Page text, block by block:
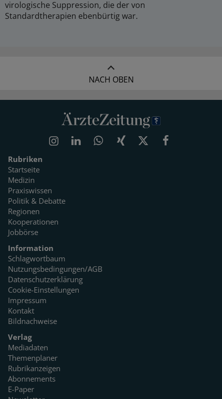
virologische Suppression, die der von
Standardtherapien ebenbürtig war.
NACH OBEN
Rubriken
Startseite
Medizin
Praxiswissen
Politik & Debatte
Regionen
Kooperationen
Jobbörse
Information
Schlagwortbaum
Nutzungsbedingungen/AGB
Datenschutzerklärung
Cookie-Einstellungen
Impressum
Kontakt
Bildnachweise
Verlag
Mediadaten
Themenplaner
Rubrikanzeigen
Abonnements
E-Paper